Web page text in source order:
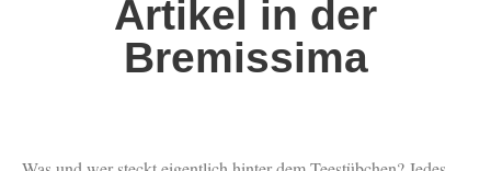
Artikel in der
Bremissima